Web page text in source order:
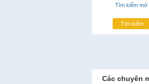
Tìm kiếm mở
Tìm kiếm
Các chuyên